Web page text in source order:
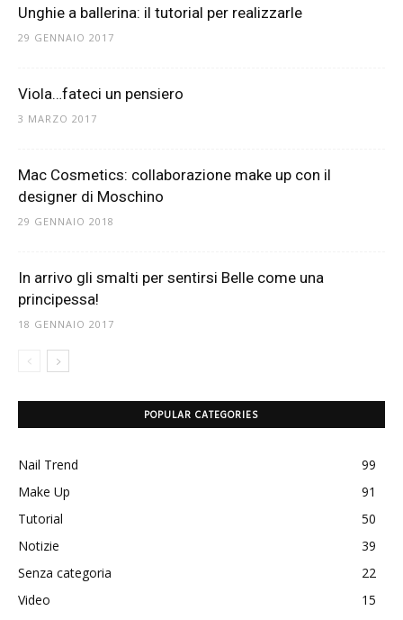
Unghie a ballerina: il tutorial per realizzarle
29 GENNAIO 2017
Viola…fateci un pensiero
3 MARZO 2017
Mac Cosmetics: collaborazione make up con il
designer di Moschino
29 GENNAIO 2018
In arrivo gli smalti per sentirsi Belle come una
principessa!
18 GENNAIO 2017
POPULAR CATEGORIES
Nail Trend
99
Make Up
91
Tutorial
50
Notizie
39
Senza categoria
22
Video
15